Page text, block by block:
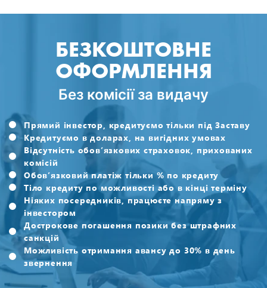
БЕЗКОШТОВНЕ
ОФОРМЛЕННЯ
Без комісії за видачу
Прямий інвестор, кредитуємо тільки під Заставу
Кредитуємо в доларах, на вигідних умовах
Відсутність обов’язкових страховок, прихованих
комісій
Обов’язковий платіж тільки % по кредиту
Тіло кредиту по можливості або в кінці терміну
Ніяких посередників, працюєте напряму з
інвестором
Дострокове погашення позики без штрафних
санкцій
Можливість отримання авансу до 30% в день
звернення